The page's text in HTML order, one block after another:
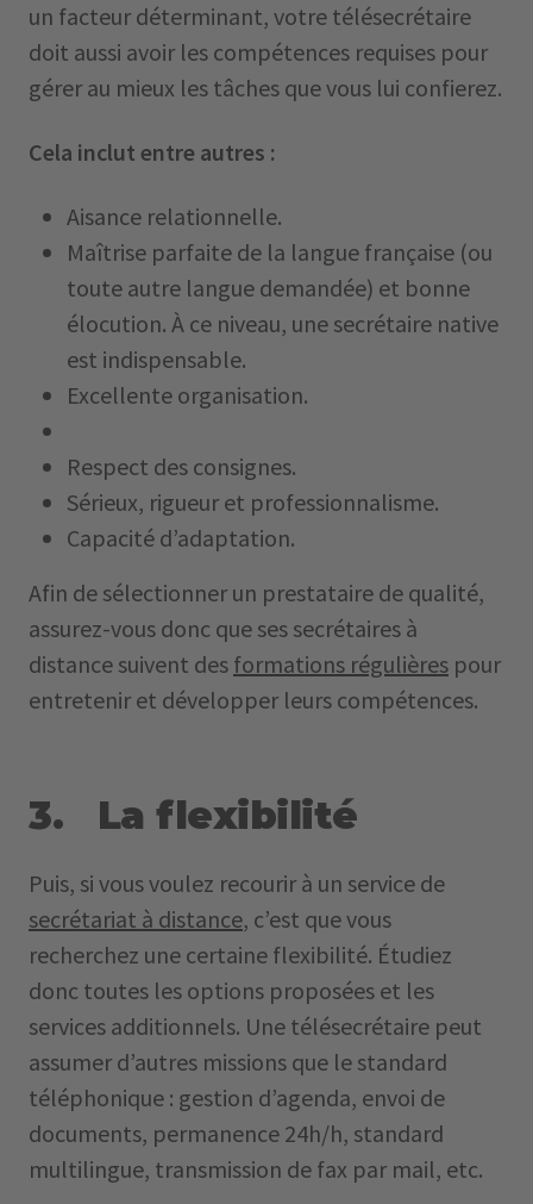
un facteur déterminant, votre télésecrétaire
doit aussi avoir les compétences requises pour
gérer au mieux les tâches que vous lui confierez.
Cela inclut entre autres :
Aisance relationnelle.
Maîtrise parfaite de la langue française (ou
toute autre langue demandée) et bonne
élocution. À ce niveau, une secrétaire native
est indispensable.
Excellente organisation.
Respect des consignes.
Sérieux, rigueur et professionnalisme.
Capacité d’adaptation.
Afin de sélectionner un prestataire de qualité,
assurez-vous donc que ses secrétaires à
distance suivent des formations régulières pour
entretenir et développer leurs compétences.
3. La flexibilité
Puis, si vous voulez recourir à un service de
secrétariat à distance, c’est que vous
recherchez une certaine flexibilité. Étudiez
donc toutes les options proposées et les
services additionnels. Une télésecrétaire peut
assumer d’autres missions que le standard
téléphonique : gestion d’agenda, envoi de
documents, permanence 24h/h, standard
multilingue, transmission de fax par mail, etc.